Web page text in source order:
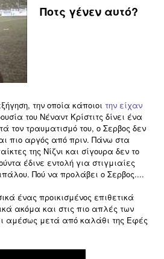
Ποτς γένεν αυτό?
την οποία κάποιοι την είχαν
του Νέναντ Κρίστιτς δίνει ένα
τον τραυματισμό του, ο Σερβος δεν
πιο αργός από πριν. Πάνω στα
της Νίζνι και σίγουρα δεν το
έδινε εντολή για στιγμιαίες
Πού να προλάβει ο Σερβος....
ένας προικισμένος επιθετικά
ακόμα και στις πιο απλές των
αμέσως μετά από καλάθι της Εφές